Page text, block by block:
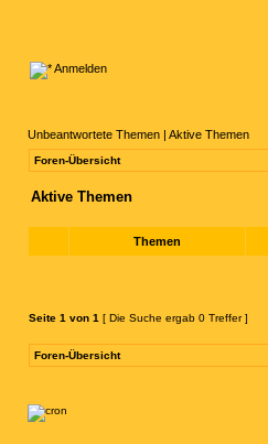
Anmelden
Unbeantwortete Themen | Aktive Themen
Foren-Übersicht
Aktive Themen
Themen
Seite 1 von 1 [ Die Suche ergab 0 Treffer ]
Foren-Übersicht